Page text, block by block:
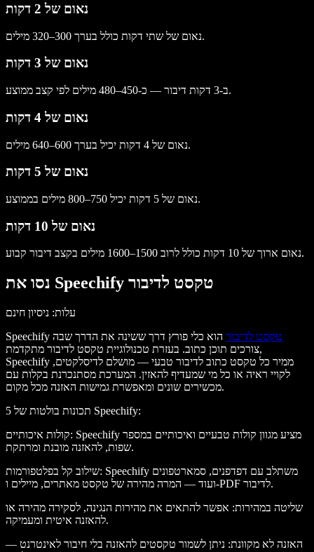
נאום של 2 דקות
נאום של שתי דקות כולל בערך 300–320 מילים.
נאום של 3 דקות
ב-3 דקות דיבור — כ-450–480 מילים לפי קצב ממוצע.
נאום של 4 דקות
נאום של 4 דקות יכיל בערך 600–640 מילים.
נאום של 5 דקות
נאום של 5 דקות יכיל 750–800 מילים בממוצע.
נאום של 10 דקות
נאום ארוך של 10 דקות כולל לרוב 1500–1600 מילים בקצב דיבור קבוע.
נסו את Speechify טקסט לדיבור
עלות: ניסיון חינם
Speechify
טקסט לדיבור הוא כלי פורץ דרך ששינה את הדרך שבה
צורכים תוכן כתוב. בעזרת טכנולוגיית טקסט לדיבור מתקדמת,
Speechify ממיר כל טקסט כתוב לדיבור טבעי — מושלם לדיסלקטים,
לקויי ראיה או כל מי שמעדיף להאזין. המערכת מסתנכרנת בקלות עם
מכשירים שונים ומאפשרת גמישות האזנה מכל מקום.
5 תכונות בולטות של Speechify:
קולות איכותיים: Speechify מציע מגוון קולות טבעיים ואיכותיים במספר
שפות, להאזנה מובנת ומרתקת.
שילוב קל בפלטפורמות: Speechify משתלב עם דפדפנים, סמארטפונים
ועוד — המרה מהירה של טקסט מאתרים, מיילים ו-PDF לדיבור.
שליטה במהירות: אפשר להתאים את מהירות הנגינה, לסקירה מהירה או
להאזנה איטית ומעמיקה.
האזנה לא מקוונת: ניתן לשמור טקסטים להאזנה בלי חיבור לאינטרנט —